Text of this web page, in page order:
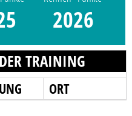
2026
TRAINING
ORT